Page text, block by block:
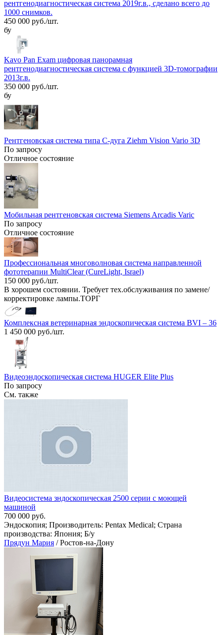
рентгенодиагностическая система 2019г.в., сделано всего до
1000 снимков.
450 000 руб./шт.
бу
Kavo Pan Exam цифровая панорамная
рентгенодиагностическая система с функцией 3D-томографии
2013г.в.
350 000 руб./шт.
бу
Рентгеновская система типа С-дуга Ziehm Vision Vario 3D
По запросу
Отличное состояние
Мобильная рентгеновская система Siemens Arcadis Varic
По запросу
Отличное состояние
Профессиональная многоволновая система направленной
фототерапии MultiClear (CureLight, Israel)
150 000 руб./шт.
В хорошем состоянии. Требует тех.обслуживания по замене/
корректировке лампы.ТОРГ
Комплексная ветеринарная эндоскопическая система BVI – 36
1 450 000 руб./шт.
Видеоэндоскопическая система HUGER Elite Plus
По запросу
См. также
Видеосистема зндоскопическая 2500 серии с моющей
машиной
700 000 руб.
Эндоскопия; Производитель: Pentax Medical; Страна
производства: Япония; Б/у
Прядун Мария / Ростов-на-Дону